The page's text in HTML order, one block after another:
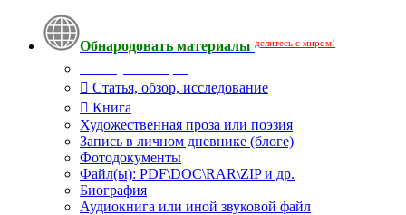
Обнародовать материалы делитесь с миром!
Статья, обзор, исследование
Книга
Художественная проза или поэзия
Запись в личном дневнике (блоге)
Фотодокументы
Файл(ы): PDF\DOC\RAR\ZIP и др.
Биография
Аудиокнига или иной звуковой файл